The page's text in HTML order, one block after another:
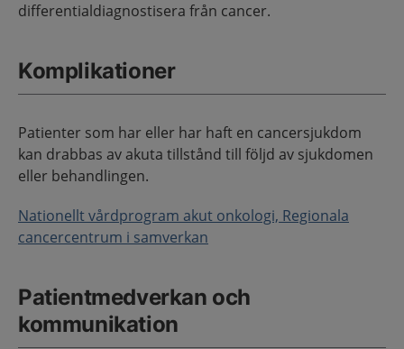
differentialdiagnostisera från cancer.
Komplikationer
Patienter som har eller har haft en cancersjukdom
kan drabbas av akuta tillstånd till följd av sjukdomen
eller behandlingen.
Nationellt vårdprogram akut onkologi, Regionala
cancercentrum i samverkan
Patientmedverkan och
kommunikation